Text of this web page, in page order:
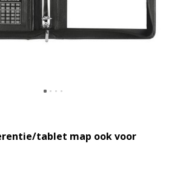
Lederen schrijfmap A4 |
ritssluiting en tablet vak
€89,95 €109,95
tablet map ook voor